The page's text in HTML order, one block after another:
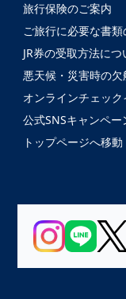
旅行保険のご案内
ご旅行に必要な書
JR券の受取方法につ
悪天候・災害時の
オンラインチェッ
公式SNSキャンペー
トップページへ移